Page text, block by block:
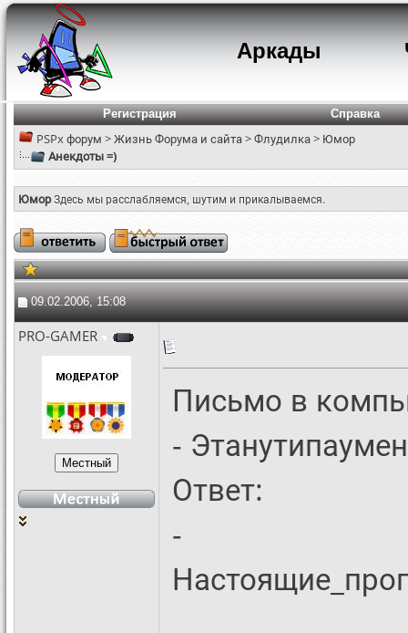
Аркады
Регистрация Справка
PSPx форум >Жизнь Форума и сайта>Флудилка> Юмор
Анекдоты =)
ЮморЗдесь мы расслабляемся, шутим и прикалываемся.
09.02.2006, 15:08
PRO-GAMER
Письмо в
-
Ответ:
-